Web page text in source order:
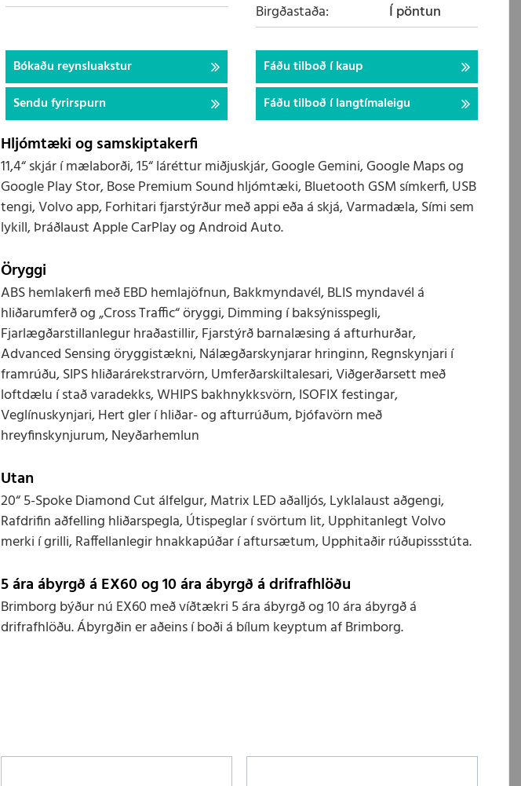
Birgðastaða
Í pöntun
Bókaðu reynsluakstur
Fáðu tilboð í kaup
Sendu fyrirspurn
Fáðu tilboð í langtímaleigu
Hljómtæki og samskiptakerfi
11,4“ skjár í mælaborði, 15“ láréttur miðjuskjár, Google Gemini, Google Maps og
Google Play Stor, Bose Premium Sound hljómtæki, Bluetooth GSM símkerfi, USB
tengi, Volvo app, Forhitari fjarstýrður með appi eða á skjá, Varmadæla, Sími sem
lykill, Þráðlaust Apple CarPlay og Android Auto.
Öryggi
ABS hemlakerfi með EBD hemlajöfnun, Bakkmyndavél, BLIS myndavél á
hliðarumferð og „Cross Traffic“ öryggi, Dimming í baksýnisspegli,
Fjarlægðarstillanlegur hraðastillir, Fjarstýrð barnalæsing á afturhurðar,
Advanced Sensing öryggistækni, Nálægðarskynjarar hringinn, Regnskynjari í
framrúðu, SIPS hliðarárekstrarvörn, Umferðarskiltalesari, Viðgerðarsett með
loftdælu í stað varadekks, WHIPS bakhnykksvörn, ISOFIX festingar,
Veglínuskynjari, Hert gler í hliðar- og afturrúðum, Þjófavörn með
hreyfinskynjurum, Neyðarhemlun
Utan
20“ 5-Spoke Diamond Cut álfelgur, Matrix LED aðalljós, Lyklalaust aðgengi,
Rafdrifin aðfelling hliðarspegla, Útispeglar í svörtum lit, Upphitanlegt Volvo
merki í grilli, Raffellanlegir hnakkapúðar í aftursætum, Upphitaðir rúðupissstúta.
5 ára ábyrgð á EX60 og 10 ára ábyrgð á drifrafhlöðu
Brimborg býður nú EX60 með víðtækri 5 ára ábyrgð og 10 ára ábyrgð á
drifrafhlöðu. Ábyrgðin er aðeins í boði á bílum keyptum af Brimborg.